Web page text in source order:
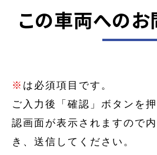
この車両への
※ は必須項目です。
ご入力後「確認」ボタンを
認画面が表示されますので
き、送信してください。